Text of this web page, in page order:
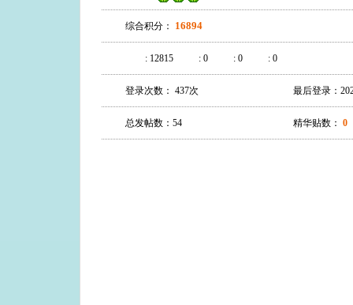
综合积分： 16894
: 12815 : 0 : 0 : 0
登录次数： 437次 最后登录：
总发帖数：54 精华贴数： 0